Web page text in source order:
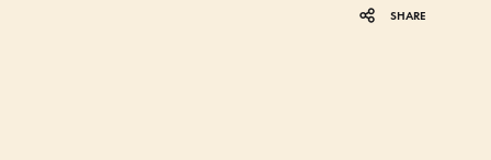
SHARE